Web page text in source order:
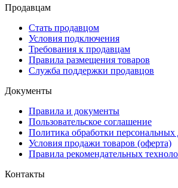
Продавцам
Стать продавцом
Условия подключения
Требования к продавцам
Правила размещения товаров
Служба поддержки продавцов
Документы
Правила и документы
Пользовательское соглашение
Политика обработки
Условия продажи товаров (оферта)
Правила рекомендательных
Контакты